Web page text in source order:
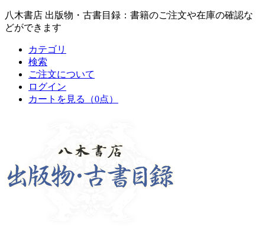
八木書店 出版物・古書目録：書籍のご注文や在庫の確認な
どができます
カテゴリ
検索
ご注文について
ログイン
カートを見る
（0点）